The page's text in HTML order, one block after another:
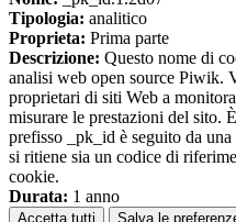
Tipologia: analitico
Proprieta: Prima parte
Descrizione: Questo nome di
analisi web open source Piwik.
proprietari di siti Web a
misurare le prestazioni del sito.
prefisso _pk_id è seguito da
si ritiene sia un codice di
cookie.
Durata: 1 anno
Accetta tutti Salva le